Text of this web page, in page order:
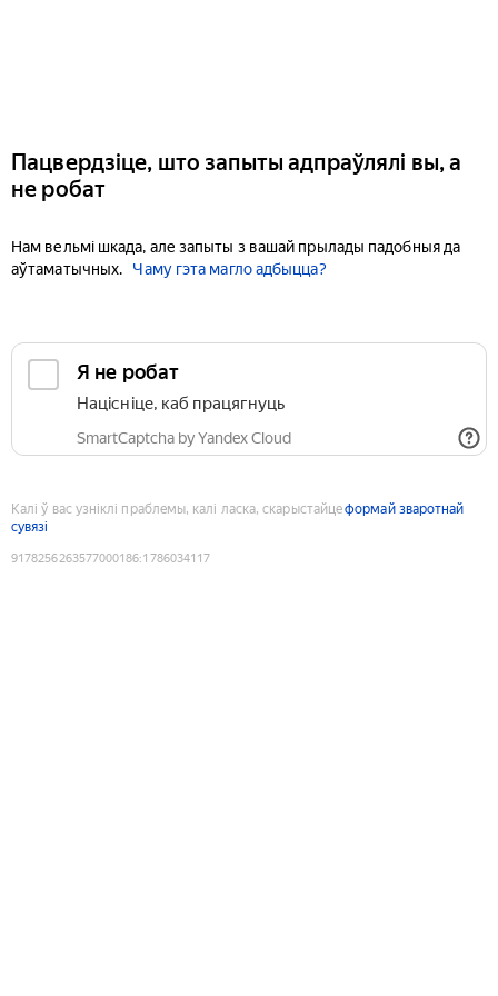
Пацвердзіце, што запыты адпраўлялі вы, а
не робат
Нам вельмі шкада, але запыты з вашай прылады падобныя да
аўтаматычных.
Чаму гэта магло адбыцца?
Я не робат
Націсніце, каб працягнуць
SmartCaptcha by Yandex Cloud
Калі ў вас узніклі праблемы, калі ласка, скарыстайцеформай зваротнай
сувязі
9178256263577000186:1786034117